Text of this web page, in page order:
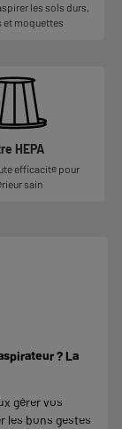
les sols durs,
et moquettes
HEPA
efficacité pour
sain
? La
gérer vos
les bons gestes